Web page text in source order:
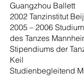
Guangzhou Ballett
2002 Tanzinstitut
2005 – 2006
des Tanzes
Stipendiums der
Keil
Studienbegleitend